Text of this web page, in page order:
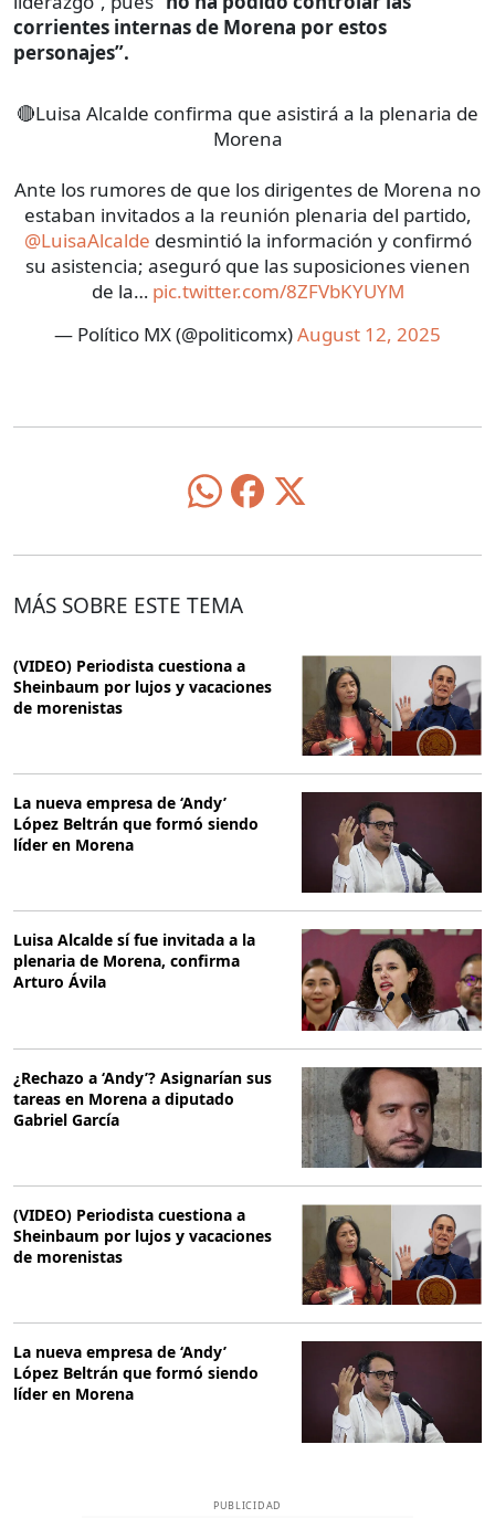
corrientes internas de Morena por estos
personajes”.
🔴Luisa Alcalde confirma que asistirá a la plenaria de
Morena
Ante los rumores de que los dirigentes de Morena no
estaban invitados a la reunión plenaria del partido,
@LuisaAlcalde desmintió la información y confirmó
su asistencia; aseguró que las suposiciones vienen
de la… pic.twitter.com/8ZFVbKYUYM
— Político MX (@politicomx)August 12, 2025
MÁS SOBRE ESTE TEMA
(VIDEO) Periodista cuestiona a
Sheinbaum por lujos y vacaciones
de morenistas
La nueva empresa de ‘Andy’
López Beltrán que formó siendo
líder en Morena
Luisa Alcalde sí fue invitada a la
plenaria de Morena, confirma
Arturo Ávila
¿Rechazo a ‘Andy’? Asignarían sus
tareas en Morena a diputado
Gabriel García
(VIDEO) Periodista cuestiona a
Sheinbaum por lujos y vacaciones
de morenistas
La nueva empresa de ‘Andy’
López Beltrán que formó siendo
líder en Morena
PUBLICIDAD